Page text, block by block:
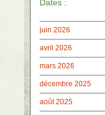
Dates :
juin 2026
avril 2026
mars 2026
décembre 2025
août 2025